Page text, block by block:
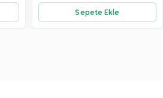
Sepete Ekle